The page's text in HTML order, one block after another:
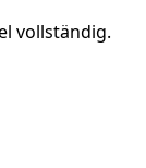
vollständig.